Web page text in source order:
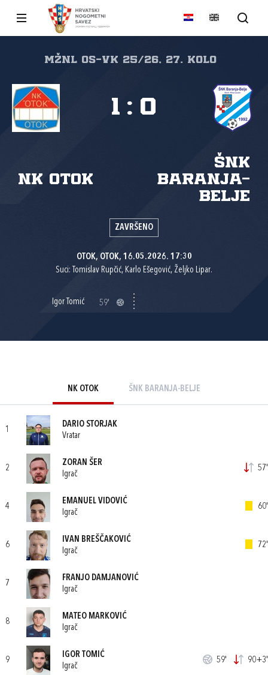
MŽNL Os-Vk 25/26, 27. kolo
NK Otok
ŠNK
Baranja-
Belje
1 : 0
ZAVRŠENO
OTOK, OTOK, 16.05.2026. 17:30
Suci: Tomislav Rupčić, Karlo Ešegović, Željko Lipar.
Igor Tomić 59'
NK OTOK ŠNK BARANJA-BELJE
1
DARIO STORJAK
Vratar
2
ZORAN ŠER
Igrač
57'
4
EMANUEL VIDOVIĆ
Igrač
60'
6
IVAN BREŠČAKOVIĆ
Igrač
72'
7
FRANJO DAMJANOVIĆ
Igrač
8
MATEO MARKOVIĆ
Igrač
9
IGOR TOMIĆ
Igrač
59' 90+3'